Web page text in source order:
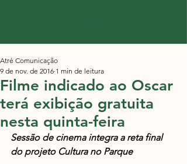
Filme indicado ao Oscar
terá exibição gratuita
nesta quinta-feira
Atré Comunicação
9 de nov. de 2016 1 min de leitura
Sessão de cinema integra a reta final
do projeto Cultura no Parque